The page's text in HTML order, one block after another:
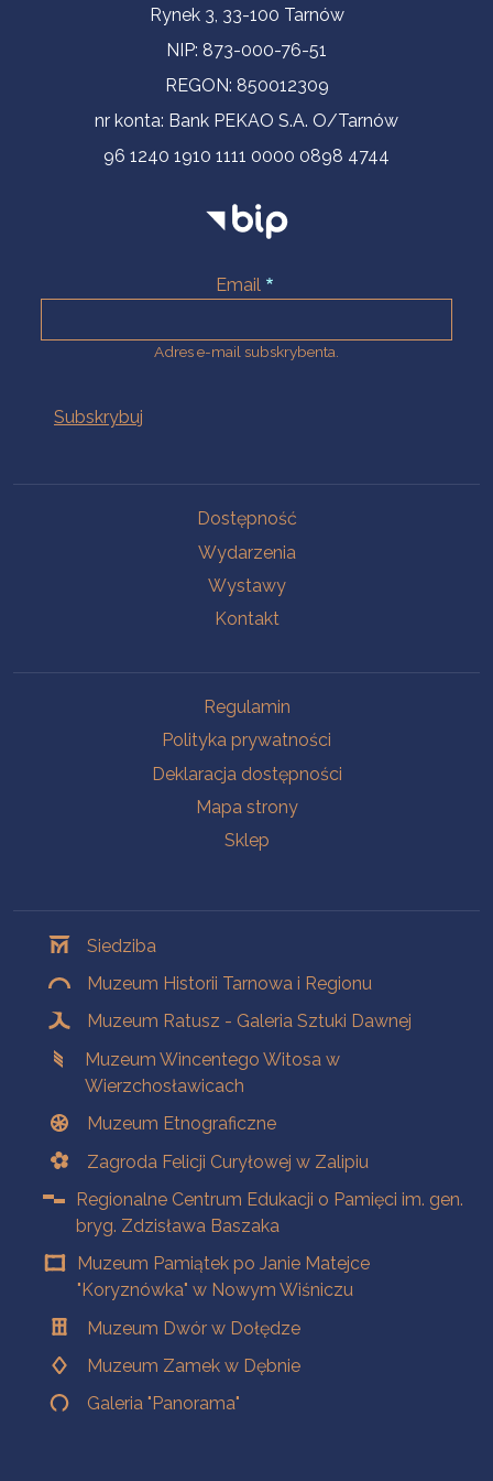
Informacje kontaktoweRynek 3, 33-100 Tarnów
NIP: 873-000-76-51
REGON: 850012309
nr konta: Bank PEKAO S.A. O/Tarnów
96 1240 1910 1111 0000 0898 4744
Email
Adres e-mail subskrybenta.
Dostępność
Wydarzenia
Wystawy
Kontakt
Regulamin
Polityka prywatności
Deklaracja dostępności
Mapa strony
Sklep
Siedziba
Muzeum Historii Tarnowa i Regionu
Muzeum Ratusz - Galeria Sztuki Dawnej
Muzeum Wincentego Witosa w
Wierzchosławicach
Muzeum Etnograficzne
Zagroda Felicji Curyłowej w Zalipiu
Regionalne Centrum Edukacji o Pamięci im. gen.
bryg. Zdzisława Baszaka
Muzeum Pamiątek po Janie Matejce
"Koryznówka" w Nowym Wiśniczu
Muzeum Dwór w Dołędze
Muzeum Zamek w Dębnie
Galeria "Panorama"